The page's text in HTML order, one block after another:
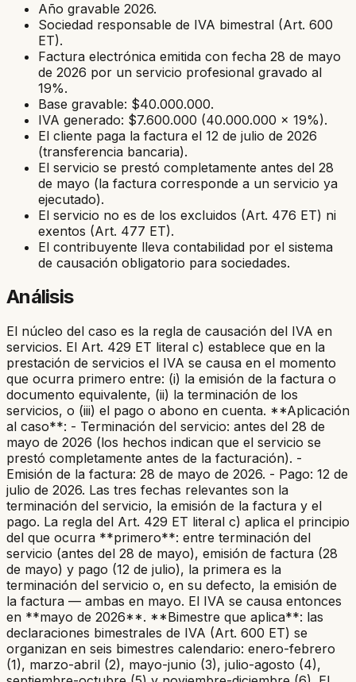
Año gravable 2026.
Sociedad responsable de IVA bimestral (Art. 600
ET).
Factura electrónica emitida con fecha 28 de mayo
de 2026 por un servicio profesional gravado al
19%.
Base gravable: $40.000.000.
IVA generado: $7.600.000 (40.000.000 × 19%).
El cliente paga la factura el 12 de julio de 2026
(transferencia bancaria).
El servicio se prestó completamente antes del 28
de mayo (la factura corresponde a un servicio ya
ejecutado).
El servicio no es de los excluidos (Art. 476 ET) ni
exentos (Art. 477 ET).
El contribuyente lleva contabilidad por el sistema
de causación obligatorio para sociedades.
Análisis
El núcleo del caso es la regla de causación del IVA en
servicios. El Art. 429 ET literal c) establece que en la
prestación de servicios el IVA se causa en el momento
que ocurra primero entre: (i) la emisión de la factura o
documento equivalente, (ii) la terminación de los
servicios, o (iii) el pago o abono en cuenta. **Aplicación
al caso**: - Terminación del servicio: antes del 28 de
mayo de 2026 (los hechos indican que el servicio se
prestó completamente antes de la facturación). -
Emisión de la factura: 28 de mayo de 2026. - Pago: 12 de
julio de 2026. Las tres fechas relevantes son la
terminación del servicio, la emisión de la factura y el
pago. La regla del Art. 429 ET literal c) aplica el principio
del que ocurra **primero**: entre terminación del
servicio (antes del 28 de mayo), emisión de factura (28
de mayo) y pago (12 de julio), la primera es la
terminación del servicio o, en su defecto, la emisión de
la factura — ambas en mayo. El IVA se causa entonces
en **mayo de 2026**. **Bimestre que aplica**: las
declaraciones bimestrales de IVA (Art. 600 ET) se
organizan en seis bimestres calendario: enero-febrero
(1), marzo-abril (2), mayo-junio (3), julio-agosto (4),